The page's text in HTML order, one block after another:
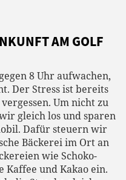
AM GOLF
8 Uhr aufwachen,
Der Stress ist bereits
Um nicht zu
gleich los und sparen
Dafür steuern wir
Bäckerei im Ort an
wie Schoko-
Kaffee und Kakao ein.